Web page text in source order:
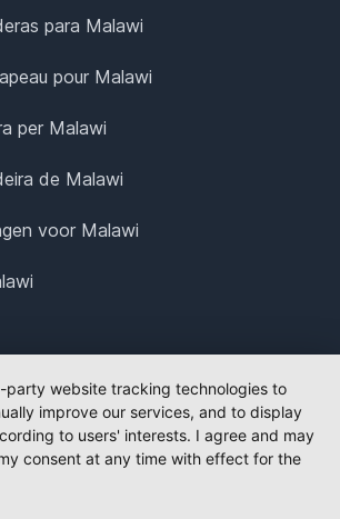
para Malawi
pour Malawi
per Malawi
de Malawi
voor Malawi
party website tracking technologies to
improve our services, and to display
to users' interests. I agree and may
consent at any time with effect for the